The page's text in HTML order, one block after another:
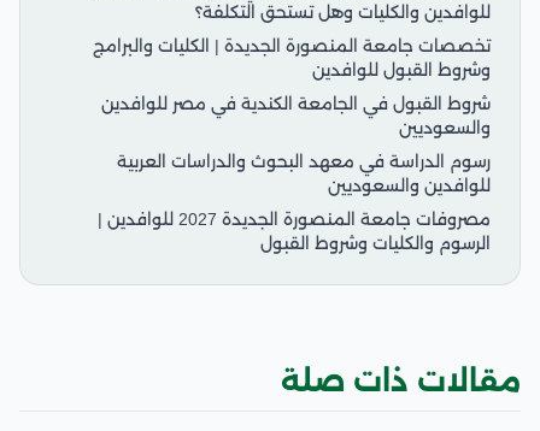
للوافدين والكليات وهل تستحق التكلفة؟
تخصصات جامعة المنصورة الجديدة | الكليات والبرامج
وشروط القبول للوافدين
شروط القبول في الجامعة الكندية في مصر للوافدين
والسعوديين
رسوم الدراسة في معهد البحوث والدراسات العربية
للوافدين والسعوديين
مصروفات جامعة المنصورة الجديدة 2027 للوافدين |
الرسوم والكليات وشروط القبول
مقالات ذات صلة